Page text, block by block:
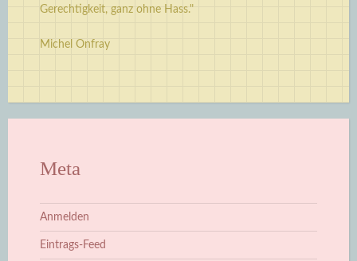
Gerechtigkeit, ganz ohne Hass."
Michel Onfray
Meta
Anmelden
Eintrags-Feed